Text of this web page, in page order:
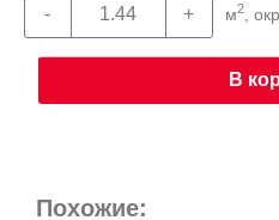
м2,
В
Похожие: